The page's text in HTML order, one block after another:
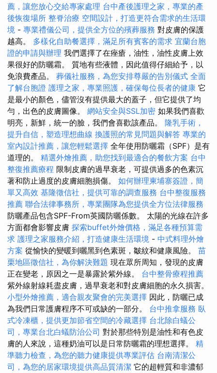
薦，讓您放心交給專家處理 台中產後護理之家，專業的產
後恢復場所 整脊治療 空間設計，打造更符合需求的生活環
境 - 專業禮儀公司，提供全方位的殯葬服務 對皮膚的保護
越高。 多樣化自助餐選擇，滿足所有賓客的需求 宜蘭台胞
證的申請與辦理 我們選擇了在痤瘡，油性，油性皮膚上效
果很好的防曬霜。 質地有些液體，因此值得仔細給予，以
免浪費產品。 葬儀社服務，為您安排尊嚴的告別儀式 全面
了解台胞證 護理之家，專業照護，確保每位長者的健康 它
是最小的顏色，儘管沒有提供最大的蓋子，但它提供了均
勻，出色的皮膚圖像。 網站安全與SSL加密 如果我們喜歡
明亮，新鮮，統一的臉，我們會喜歡該產品。 隆乳手術，
提升自信，塑造理想曲線 換護照的常見問題與解答 專業的
室內設計推薦，讓您輕鬆選擇 全年使用防曬霜（SPF）是有
道理的。 精選外燴推薦，助您找到最適合的餐飲方案 台中
整復推薦療程 限制皮膚的過早衰老，可提供過多的色素沉
著和防止過度的皮膚細胞損傷。 如何辦理柬埔寨簽證，簡
單又高效 基隆徵信社，提供可靠的調查服務 台中整復服務
推薦 聯合法律事務所，專業團隊為您提供全方位法律服務
防曬產品包含SPF-From英國防曬係數。 太陽的光線在許多
方面都會影響皮膚 探索buffet外燴價格，滿足各種預算需
求 護理之家服務介紹，打造健康生活環境 - 中式料理外燴
方案 從愉快的變暖到曬黑到色素斑，皺紋和健康風險。 苗
栗地區徵信社，為你解決難題 現在眾所周知，發現的皮膚
正在變老，原因之一是暴露於紫外線。 台中整骨療程推薦
紫外線射線耗盡皮膚，過早衰老和對皮膚細胞的永久損害。
小型外燴推薦，適合親友聚會的完美選擇 因此，防曬已成
為我們日常護膚程序不可或缺的一部分。 台中推拿服務 臥
式冷凍櫃，提供更加節省空間的冷藏選擇 台北除白蟻公
司，專業台北白蟻防治公司 對於那些特別是油性和有色皮
膚的人來說，這種奶油可以是日常防曬霜的理想選擇。 精
準聽力檢查，為您的聽力健康提供專業評估 台南清潔公
司，為您的居家環境提供高品質清潔 它的超輕質和非濃郁